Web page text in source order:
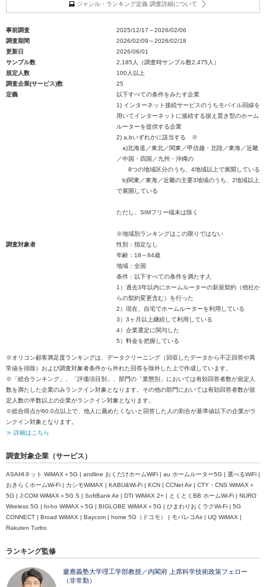
ジャンル・ランキング定義 調査詳細について
事前調査
2025/12/17～2026/02/06
調査期間
2026/02/09～2026/02/18
更新日
2026/06/01
サンプル数
2,185人（調査時サンプル数2,475人）
規定人数
100人以上
調査企業(サービス)数
25
定義
以下すべての条件をみたす企業
1) インターネット接続サービスのうちモバイル回線を
用いてインターネットに接続する据え置き型のホーム
ルーターを提供する企業
2) a,bいずれかに該当する ※
a)北海道／東北／関東／甲信越・北陸／東海／近畿
／中国・四国／九州・沖縄の
8つの地域区分のうち、4地域以上で展開している
b)関東／東海／近畿の主要3地域のうち、2地域以上
で展開している
ただし、SIMフリー端末は除く
※地域別ランキングはこの限りではない
調査対象者
性別：指定なし
年齢：18～84歳
地域：全国
条件：以下すべての条件を満たす人
1）過去3年以内にホームルーターの新規契約（他社か
らの契約変更含む）を行った
2）現在、自宅でホームルーターを利用している
3）3ヶ月以上継続して利用している
4）企業選定に関与した
5）料金を把握している
※オリコン顧客満足度ランキングは、データクリーニング（回収したデータから不正回答や異
常値を排除）および調査対象者条件から外れた回答を除外した上で作成しています。
※「総合ランキング」、「評価項目別」、部門の「業態別」においては有効回答者数が規定人
数を満たした企業のみランクイン対象となります。その他の部門においては有効回答者数が規
定人数の半数以上の企業がランクイン対象となります。
※総合得点が60.0点以上で、他人に薦めたくないと回答した人の割合が基準値以下の企業がラ
ンクイン対象となります。
≫ 詳細はこちら
調査対象企業（サービス）
ASAHIネット WiMAX＋5G | andline おくだけホームWiFi | au ホームルーター5G | 選べるWiFi |
おきらくホームWi‐Fi | カシモWiMAX | KABU&Wi-Fi | KCN | CCNet Air | CTY・CNS WiMAX＋
5G | J:COM WiMAX＋5G S | SoftBank Air | DTI WiMAX 2+ | とくとくBB ホームWi-Fi | NURO
Wireless 5G | hi-ho WiMAX＋5G | BIGLOBE WiMAX＋5G | ひまわりおくラクWi-Fi | 5G
CONNECT | Broad WiMAX | Baycom | home 5G（ドコモ） | モバレコAir | UQ WiMAX |
Rakuten Turbo
ランキング監修
慶應義塾大学理工学部教授／内閣府 上席科学技術政策フェロー
（非常勤）